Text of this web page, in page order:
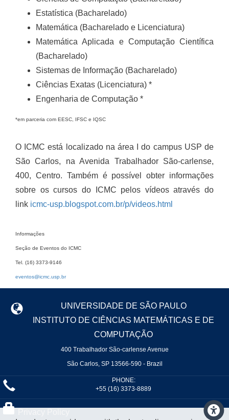
Estatística (Bacharelado)
Matemática (Bacharelado e Licenciatura)
Matemática Aplicada e Computação Científica
(Bacharelado)
Sistemas de Informação (Bacharelado)
Ciências Exatas (Licenciatura) *
Engenharia de Computação *
*em parceria com EESC, IFSC e IQSC
O ICMC está localizado na área I do campus USP de
São Carlos, na Avenida Trabalhador São-carlense,
400, Centro. Também é possível obter informações
sobre os cursos do ICMC pelos vídeos através do
link icmc-usp.blogspot.com.br/p/videos.html
Informações
Seção de Eventos do ICMC
Tel. (16) 3373-9146
eventos@icmc.usp.br
UNIVERSIDADE DE SÃO PAULO
INSTITUTO DE CIÊNCIAS MATEMÁTICAS E DE
COMPUTAÇÃO
400 Trabalhador São-carlense Avenue
São Carlos, SP 13566-590 - Brazil
PHONE:
+55 (16) 3373-8889